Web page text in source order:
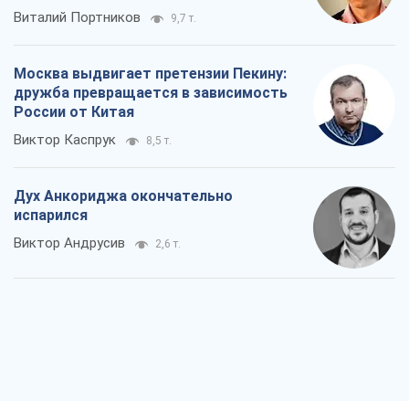
Виталий Портников 9,7 т.
Москва выдвигает претензии Пекину:
дружба превращается в зависимость
России от Китая
Виктор Каспрук 8,5 т.
Дух Анкориджа окончательно
испарился
Виктор Андрусив 2,6 т.